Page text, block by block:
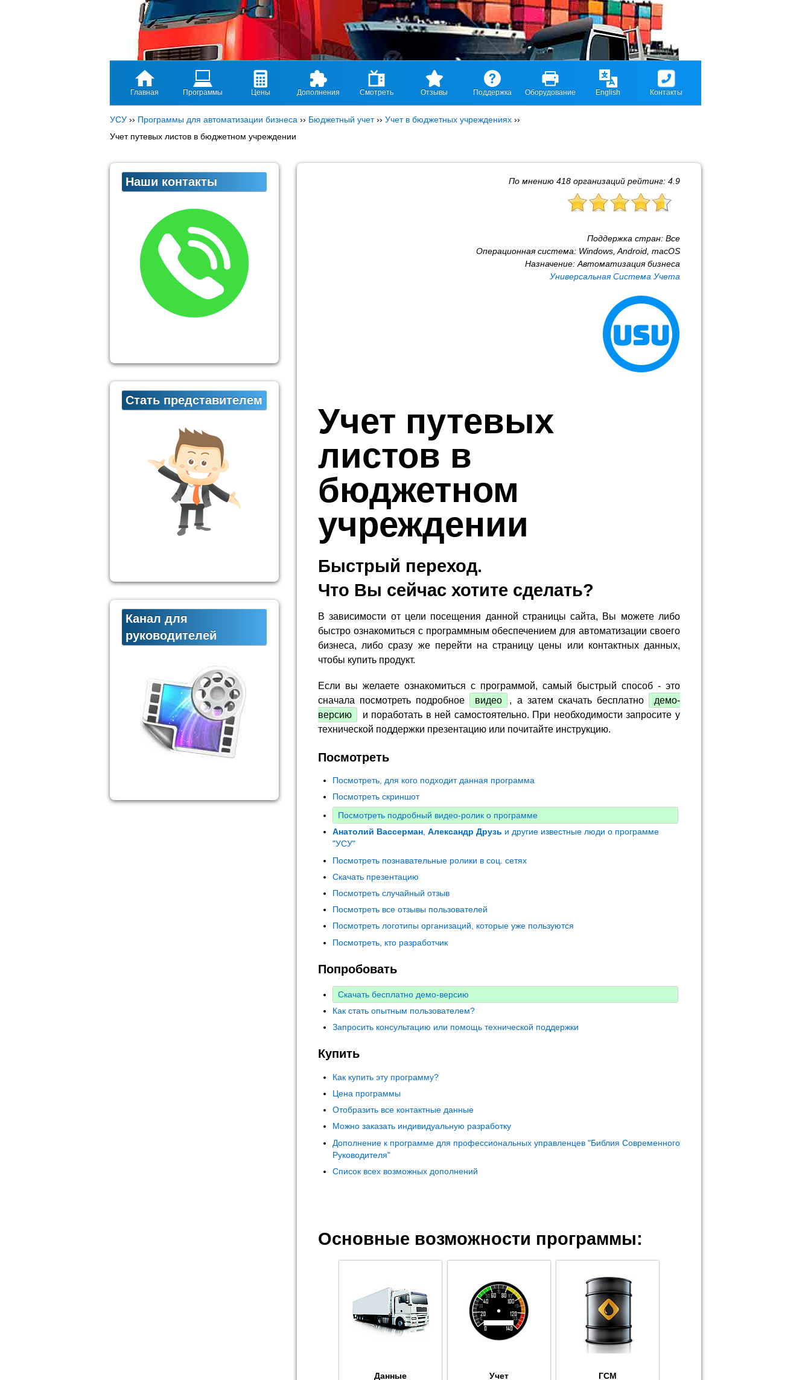
Главная Программы Цены Дополнения Смотреть Отзывы Поддержка Оборудование English Контакты
УСУ ›› Программы для автоматизации бизнеса ›› Бюджетный учет›› Учет в бюджетных учреждениях ››
Учет путевых листов в бюджетном учреждении
По мнению 418 организаций рейтинг: 4.9
Поддержка стран: Все
Операционная система: Windows, Android, macOS
Назначение: Автоматизация бизнеса
Универсальная Система Учета
Учет путевых
листов в
бюджетном
учреждении
Быстрый переход.
Что Вы сейчас хотите сделать?
В зависимости от цели посещения данной страницы сайта, Вы можете либо
быстро ознакомиться с программным обеспечением для автоматизации своего
бизнеса, либо сразу же перейти на страницу цены или контактных данных,
чтобы купить продукт.
Если вы желаете ознакомиться с программой, самый быстрый способ - это
сначала посмотреть подробное
видео , а затем скачать бесплатно
демо-
версию
и поработать в ней самостоятельно. При необходимости запросите у
технической поддержки презентацию или почитайте инструкцию.
Посмотреть
Посмотреть, для кого подходит данная программа
Посмотреть скриншот
Посмотреть подробный видео-ролик о программе
Анатолий Вассерман, Александр Друзь и другие известные люди о программе
"УСУ"
Посмотреть познавательные ролики в соц. сетях
Скачать презентацию
Посмотреть случайный отзыв
Посмотреть все отзывы пользователей
Посмотреть логотипы организаций, которые уже пользуются
Посмотреть, кто разработчик
Попробовать
Скачать бесплатно демо-версию
Как стать опытным пользователем?
Запросить консультацию или помощь технической поддержки
Купить
Как купить эту программу?
Цена программы
Отобразить все контактные данные
Можно заказать индивидуальную разработку
Дополнение к программе для профессиональных управленцев "Библия Современного
Руководителя"
Список всех возможных дополнений
Основные возможности программы:
Данные Учет ГСМ
Наши контакты
Стать представителем
Канал для
руководителей